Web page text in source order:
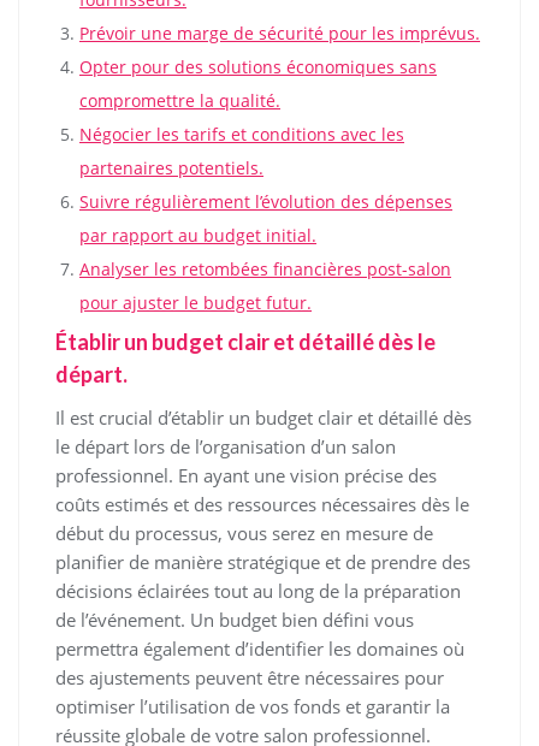
Prévoir une marge de sécurité pour les imprévus.
Opter pour des solutions économiques sans
compromettre la qualité.
Négocier les tarifs et conditions avec les
partenaires potentiels.
Suivre régulièrement l’évolution des dépenses
par rapport au budget initial.
Analyser les retombées financières post-salon
pour ajuster le budget futur.
Établir un budget clair et détaillé dès le
départ.
Il est crucial d’établir un budget clair et détaillé dès
le départ lors de l’organisation d’un salon
professionnel. En ayant une vision précise des
coûts estimés et des ressources nécessaires dès le
début du processus, vous serez en mesure de
planifier de manière stratégique et de prendre des
décisions éclairées tout au long de la préparation
de l’événement. Un budget bien défini vous
permettra également d’identifier les domaines où
des ajustements peuvent être nécessaires pour
optimiser l’utilisation de vos fonds et garantir la
réussite globale de votre salon professionnel.